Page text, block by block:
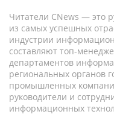
Читатели CNews — это
из самых успешных
индустрии
составляют топ-
департаментов
региональных органов
промышленных
руководители и
информационных